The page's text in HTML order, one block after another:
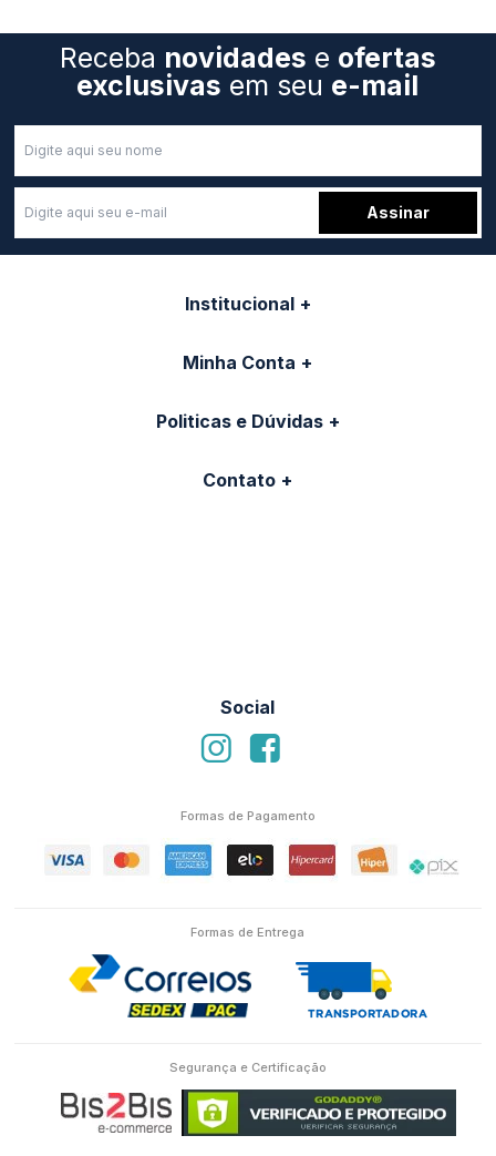
Receba novidades e ofertas
exclusivas em seu e-mail
Assinar
Institucional
Minha Conta
Politicas e Dúvidas
Contato
Social
Formas de Pagamento
Formas de Entrega
Segurança e Certificação